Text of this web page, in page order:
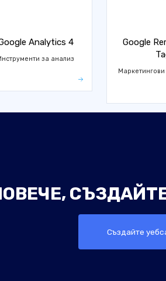
Analytics 4
за анализ
Google
Създайте